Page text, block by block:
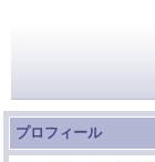
プロフィール